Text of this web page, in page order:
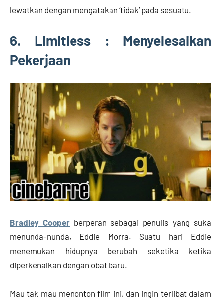
lewatkan dengan mengatakan ‘tidak’ pada sesuatu.
6. Limitless : Menyelesaikan
Pekerjaan
Bradley Cooper berperan sebagai penulis yang suka
menunda-nunda, Eddie Morra. Suatu hari Eddie
menemukan hidupnya berubah seketika ketika
diperkenalkan dengan obat baru.
Mau tak mau menonton film ini, dan ingin terlibat dalam